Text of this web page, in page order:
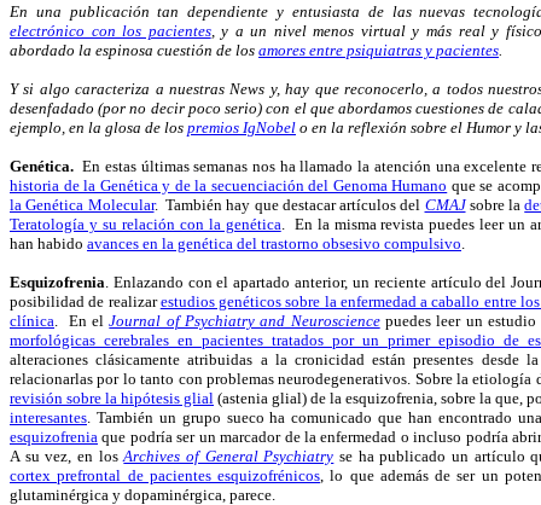
En una publicación tan dependiente y entusiasta de las nuevas
electrónico con los pacientes, y a un nivel menos virtual y más real y
abordado la espinosa cuestión de los amores entre psiquiatras y pacientes
Y si algo caracteriza a nuestras News y, hay que reconocerlo, a todos
desenfadado (por no decir poco serio) con el que abordamos cuestiones de
ejemplo, en la glosa de los premios IgNobel o en la reflexión sobre el Humor y
Genética.En estas últimas semanas nos ha llamado la atención una excelente
historia de la Genética y de la secuenciación del Genoma Humano que se
la Genética Molecular. También hay que destacar artículos del CMAJsobre la
Teratología y su relación con la genética . En la misma revista puedes leer un
han habido avances en la genética del trastorno obsesivo compulsivo
Esquizofrenia . Enlazando con el apartado anterior, un reciente artículo del
posibilidad de realizarestudios genéticos sobre la enfermedad a caballo entre
clínica . En elJournal of Psychiatry and Neuroscience puedes leer un
morfológicas cerebrales en pacientes tratados por un primer episodio de
alteraciones clásicamente atribuidas a la cronicidad están presentes desde
relacionarlas por lo tanto con problemas neurodegenerativos. Sobre la etiología
revisión sobre la hipótesis glial (astenia glial) de la esquizofrenia, sobre la que,
interesantes . También un grupo sueco ha comunicado que han encontrado
esquizofrenia que podría ser un marcador de la enfermedad o incluso podría
A su vez, en losArchives of General Psychiatry se ha publicado un artículo
cortex prefrontal de pacientes esquizofrénicos , lo que además de ser un
glutaminérgica y dopaminérgica, parece.